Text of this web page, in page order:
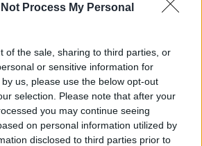
Not Process My Personal
of the sale, sharing to third parties, or
or sensitive information for
us, please use the below opt-out
selection. Please note that after your
you may continue seeing
on personal information utilized by
disclosed to third parties prior to